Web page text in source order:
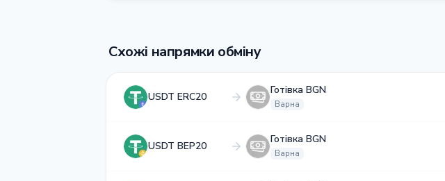
Схожі напрямки обміну
USDT ERC20
Готівка BGN
Варна
USDT BEP20
Готівка BGN
Варна